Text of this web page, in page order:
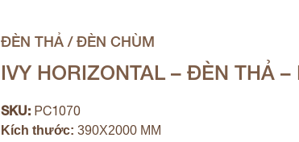
ĐÈN THẢ / ĐÈN CHÙM
IVY HORIZONTAL – ĐÈN THẢ –
SKU: PC1070
Kích thước: 390X2000 MM